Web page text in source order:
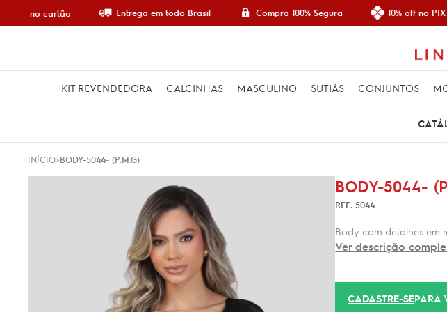
5x no cartão Entrega em todo Brasil Compra 100% Segura 10% off no PIX
KIT REVENDEDORA CALCINHAS MASCULINO SUTIÃS CONJUNTOS
INÍCIO BODY-5044- (P.M.G)
BODY-5044-
REF: 5044
Body com detalhes em
Ver descrição
CADASTRE-SEPARA